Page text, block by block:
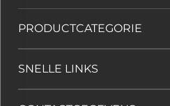
PRODUCTCATEGORIE
SNELLE LINKS